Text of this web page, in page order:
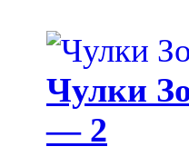
Чулки
— 2